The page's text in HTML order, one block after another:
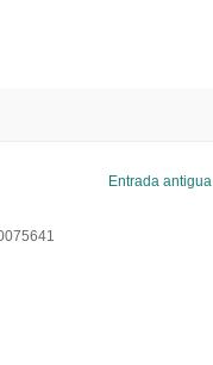
Entrada antigua